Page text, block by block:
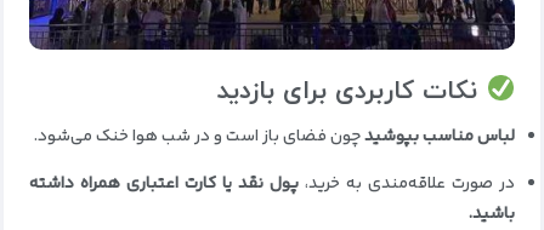
نکات کاربردی برای بازدید
لباس مناسب بپوشیدچون فضای باز است و در شب هوا خنک می‌شود.
در صورت علاقه‌مندی به خرید، پول نقد یا کارت اعتباری همراه داشته
باشید.